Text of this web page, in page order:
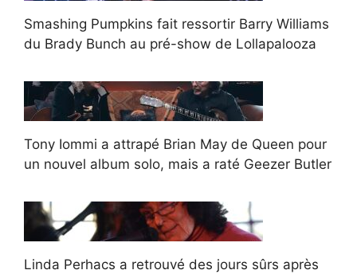
Smashing Pumpkins fait ressortir Barry Williams
du Brady Bunch au pré-show de Lollapalooza
Tony Iommi a attrapé Brian May de Queen pour
un nouvel album solo, mais a raté Geezer Butler
Linda Perhacs a retrouvé des jours sûrs après